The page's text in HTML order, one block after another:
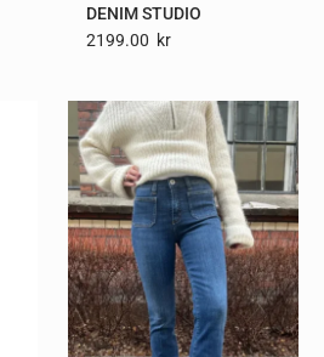
DENIM STUDIO
2199.00 Kr